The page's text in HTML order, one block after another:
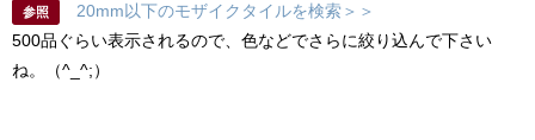
参照
20mm以下のモザイクタイルを検索＞＞
500品ぐらい表示されるので、色などでさらに絞り込んで下さい
ね。（^_^;）